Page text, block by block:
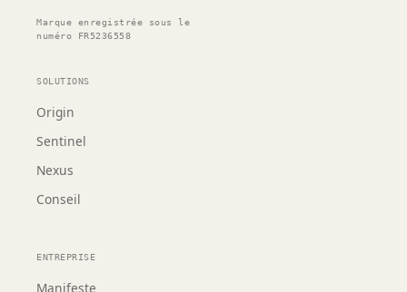
Marque enregistrée sous le
numéro FR5236558
SOLUTIONS
Origin
Sentinel
Nexus
Conseil
ENTREPRISE
Manifeste